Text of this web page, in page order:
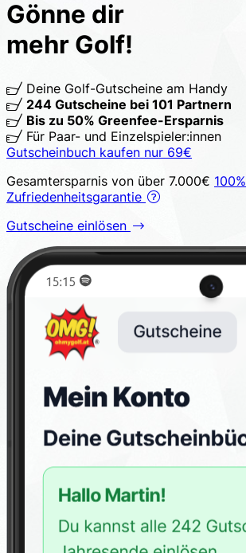
Gönne dir
mehr Golf!
Deine Golf-Gutscheine am Handy
244 Gutscheine bei 101 Partnern
Bis zu 50% Greenfee-Ersparnis
Für Paar- und Einzelspieler:innen
Gutscheinbuch kaufen nur 69€
Gesamtersparnis von über 7.000€ 100%
Zufriedenheitsgarantie
Gutscheine einlösen